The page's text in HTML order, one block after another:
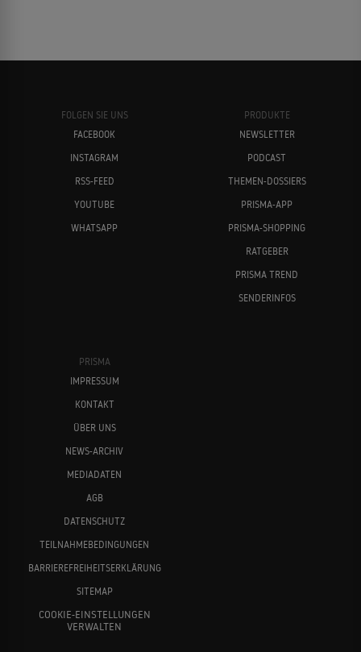
FOLGEN SIE UNS
FACEBOOK
INSTAGRAM
RSS-FEED
YOUTUBE
WHATSAPP
PRODUKTE
NEWSLETTER
PODCAST
THEMEN-DOSSIERS
PRISMA-APP
PRISMA-SHOPPING
RATGEBER
PRISMA TREND
SENDERINFOS
PRISMA
IMPRESSUM
KONTAKT
ÜBER UNS
NEWS-ARCHIV
MEDIADATEN
AGB
DATENSCHUTZ
TEILNAHMEBEDINGUNGEN
BARRIEREFREIHEITSERKLÄRUNG
SITEMAP
COOKIE-EINSTELLUNGEN
VERWALTEN